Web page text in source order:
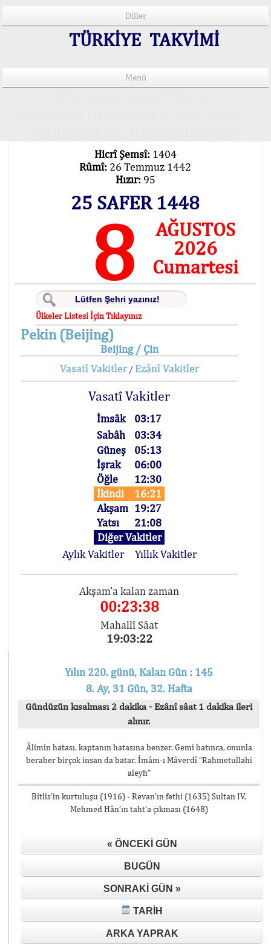
Diller
TÜRKİYE TAKVİMİ
Menü
Hicrî Şemsî: 1404
Rûmî: 26 Temmuz 1442
Hızır: 95
25 SAFER 1448
8
AĞUSTOS
2026
Cumartesi
Ülkeler Listesi İçin Tıklayınız
Pekin (Beijing)
Beijing / Çin
Vasatî Vakitler/ Ezânî Vakitler
Vasatî Vakitler
İmsâk
03:17
Sabâh
03:34
Güneş
05:13
İşrak
06:00
Öğle
12:30
İkindi
16:21
Akşam 19:27
Yatsı
21:08
Diğer Vakitler
Aylık Vakitler
Yıllık Vakitler
Akşam'a kalan zaman
00:23:38
Mahallî Sâat
19:03:22
Yılın 220. günü, Kalan Gün : 145
8. Ay, 31 Gün, 32. Hafta
Gündüzün kısalması 2 dakika - Ezânî sâat 1 dakika ileri
alınır.
Âlimin hatası, kaptanın hatasına benzer. Gemi batınca, onunla
beraber birçok insan da batar. İmâm-ı Mâverdî “Rahmetullahi
aleyh”
Bitlis’in kurtuluşu (1916) - Revan’ın fethi (1635) Sultan IV.
Mehmed Hân’ın taht’a çıkması (1648)
« ÖNCEKI GÜN
BUGÜN
SONRAKI GÜN »
TARIH
ARKA YAPRAK